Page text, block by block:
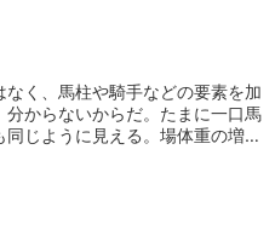
く、馬柱や騎手などの要素を加
からないからだ。たまに一口馬
じように見える。場体重の増減